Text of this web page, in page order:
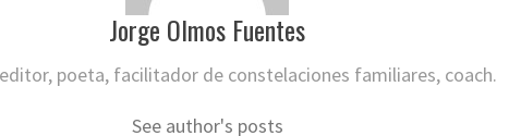
Jorge Olmos Fuentes
poeta, facilitador de constelaciones familiares, coach.
See author's posts